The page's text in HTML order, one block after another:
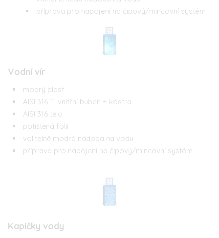
příprava pro napojení na čipový/mincovní systém
Vodní vír
modrý plast
AISI 316 Ti vnitřní buben + kostra
AISI 316 tělo
potištěná fólií
volitelně modrá nádoba na vodu
příprava pro napojení na čipový/mincovní systém
Kapičky vody